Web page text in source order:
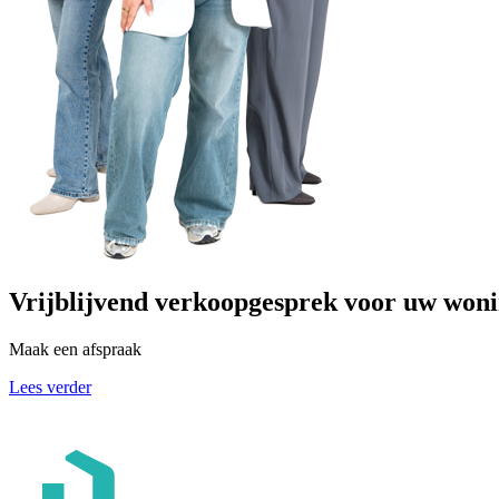
Vrijblijvend verkoopgesprek voor uw
Maak een afspraak
Lees verder